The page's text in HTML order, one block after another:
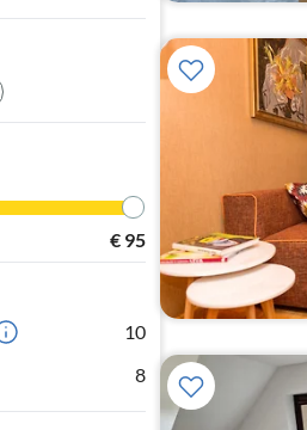
€ 95
10
8